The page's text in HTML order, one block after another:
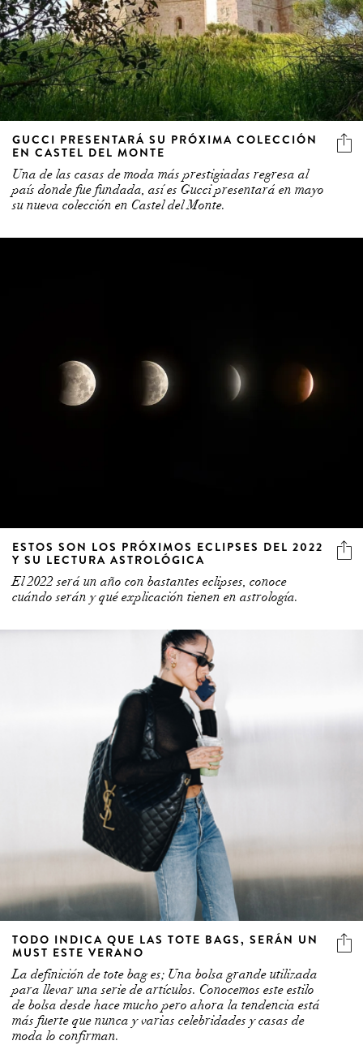
GUCCI PRESENTARÁ SU PRÓXIMA COLECCIÓN
EN CASTEL DEL MONTE
Una de las casas de moda más prestigiadas regresa al
país donde fue fundada, así es Gucci presentará en mayo
su nueva colección en Castel del Monte.
ESTOS SON LOS PRÓXIMOS ECLIPSES DEL 2022
Y SU LECTURA ASTROLÓGICA
El 2022 será un año con bastantes eclipses, conoce
cuándo serán y qué explicación tienen en astrología.
TODO INDICA QUE LAS TOTE BAGS, SERÁN UN
MUST ESTE VERANO
La definición de tote bag es; Una bolsa grande utilizada
para llevar una serie de artículos. Conocemos este estilo
de bolsa desde hace mucho pero ahora la tendencia está
más fuerte que nunca y varias celebridades y casas de
moda lo confirman.